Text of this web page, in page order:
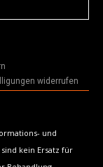
widerrufen
und
kein Ersatz für